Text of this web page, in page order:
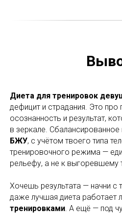
Диета для тренировок
дефицит и страдания. Это про
осознанность и результат,
в зеркале. Сбалансированное
БЖУ, с учётом твоего типа
тренировочного режима —
рельефу, а не к выгоревшему
Хочешь результата — начни с
даже лучшая диета работает
тренировками. А ещё — под